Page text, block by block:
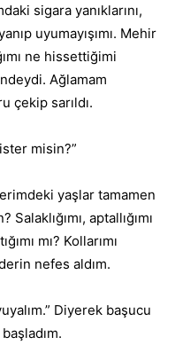
sigara yanıklarını,
uyumayışımı. Mehir
ne hissettiğimi
Ağlamam
çekip sarıldı.
misin?”
yaşlar tamamen
aptallığımı
mı? Kollarımı
nefes aldım.
Diyerek başucu